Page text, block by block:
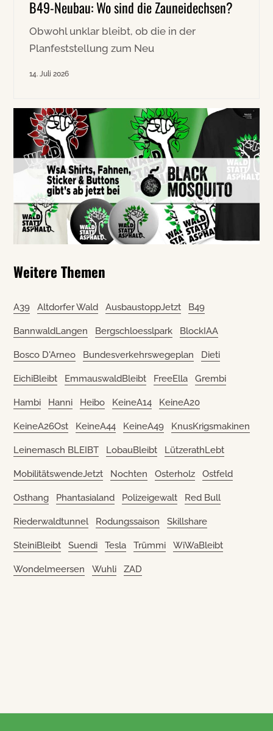
B49-Neubau: Wo sind die Zauneidechsen?
Obwohl unklar bleibt, ob die in der
Planfeststellung zum Neu
14. Juli 2026
Weitere Themen
A39 Altdorfer Wald AusbaustoppJetzt B49
BannwaldLangen Bergschloesslpark BlockIAA
Bosco D'Arneo Bundesverkehrswegeplan Dieti
EichiBleibt EmmauswaldBleibt FreeElla Grembi
Hambi Hanni Heibo KeineA14 KeineA20
KeineA26Ost KeineA44 KeineA49 KnusKrigsmakinen
Leinemasch BLEIBT LobauBleibt LützerathLebt
MobilitätswendeJetzt Nochten Osterholz Ostfeld
Osthang Phantasialand Polizeigewalt Red Bull
Riederwaldtunnel Rodungssaison Skillshare
SteiniBleibt Suendi Tesla Trümmi WiWaBleibt
Wondelmeersen Wuhli ZAD